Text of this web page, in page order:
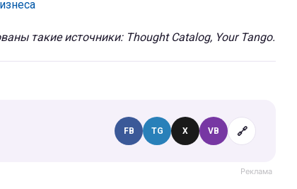
такие источники: Thought Catalog, Your Tango.
FB TG X VB 🔗